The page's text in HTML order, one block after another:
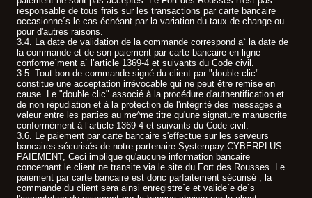
responsable de tous frais sur les transactions par carte bancaire
occasionne´s le cas échéant par la variation du taux de change ou
pour d'autres raisons.
3.4. La date de validation de la commande correspond a` la date de
la commande et de son paiement par carte bancaire en ligne
conforme´ment a` l’article 1369-4 et suivants du Code civil.
3.5. Tout bon de commande signé du client par "double clic"
constitue une acceptation irrévocable qui ne peut être remise en
cause. Le "double clic" associé à la procédure d'authentification et
de non répudiation et à la protection de l'intégrité des messages a
valeur entre les parties au me^me titre qu'une signature manuscrite
conformément à l’article 1369-4 et suivants du Code civil.
3.6. Le paiement par carte bancaire s'effectue sur les serveurs
bancaires sécurisés de notre partenaire Systempay CYBERPLUS
PAIEMENT, Ceci implique qu'aucune information bancaire
concernant le client ne transite via le site du Fort des Rousses. Le
paiement par carte bancaire est donc parfaitement sécurisé ; la
commande du client sera ainsi enregistre´e et valide´e de`s